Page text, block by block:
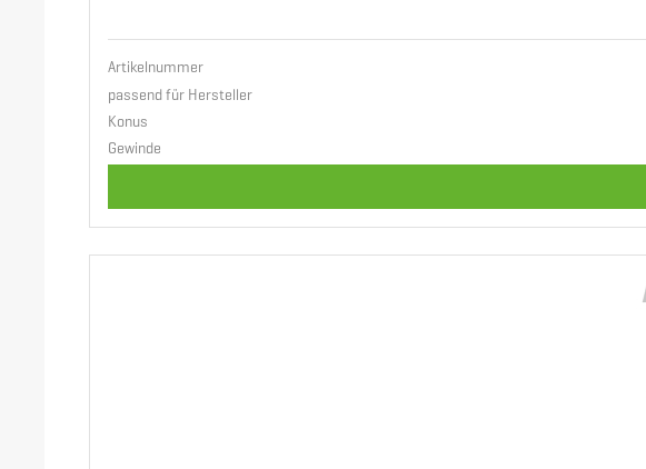
Artikelnummer
passend für Hersteller
Konus
Gewinde